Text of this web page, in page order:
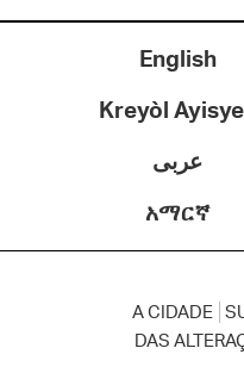
English
Kreyòl
عربى
አማርኛ
A CIDADE
DAS